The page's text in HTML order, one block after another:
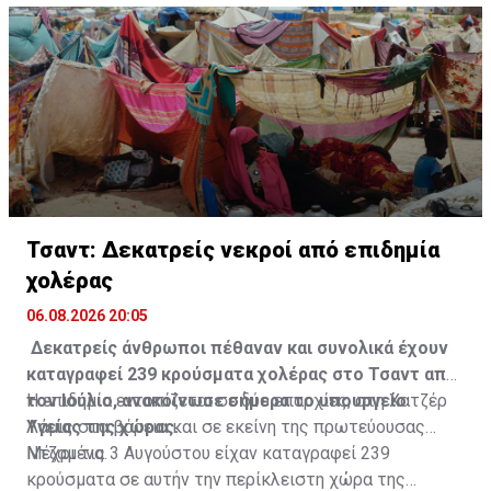
Τσαντ: Δεκατρείς νεκροί από επιδημία
χολέρας
06.08.2026 20:05
Δεκατρείς άνθρωποι πέθαναν και συνολικά έχουν
καταγραφεί 239 κρούσματα χολέρας στο Τσαντ από
τον Ιούλιο, ανακοίνωσε σήμερα το υπουργείο
Υγείας της χώρας.
Η επιδημία εντοπίζεται σε δύο επαρχίες, στη Χατζέρ
Λάμις στα βόρεια και σε εκείνη της πρωτεύουσας
Ντζαμένα.
Μέχρι τις 3 Αυγούστου είχαν καταγραφεί 239
κρούσματα σε αυτήν την περίκλειστη χώρα της